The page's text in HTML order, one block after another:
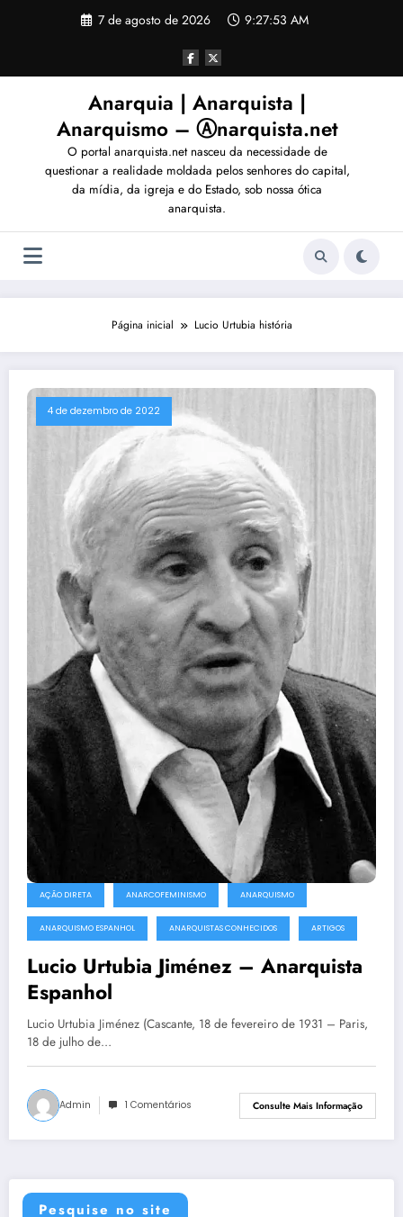
7 de agosto de 2026 9:27:56 AM
Anarquia | Anarquista |
Anarquismo – Ⓐnarquista.net
O portal anarquista.net nasceu da necessidade de
questionar a realidade moldada pelos senhores do capital,
da mídia, da igreja e do Estado, sob nossa ótica
anarquista.
Página inicial Lucio Urtubia história
4 de dezembro de 2022
AÇÃO DIRETA ANARCOFEMINISMO ANARQUISMO
ANARQUISMO ESPANHOL ANARQUISTAS CONHECIDOS ARTIGOS
Lucio Urtubia Jiménez – Anarquista
Espanhol
Lucio Urtubia Jiménez (Cascante, 18 de fevereiro de 1931 – Paris,
18 de julho de…
Admin 1 Comentários Consulte Mais Informação
Pesquise no site